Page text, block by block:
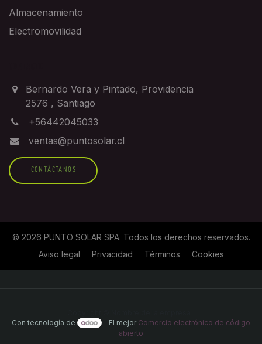
Almacenamiento
Electromovilidad
Bernardo Vera y Pintado, Providencia
2576 , Santiago
+56442045033
ventas@puntosolar.cl
CONTÁCTANOS
© 2026 PUNTO SOLAR SPA. Todos los derechos reservados.
Aviso legal
Privacidad Términos Cookies
Con tecnología de
- El mejor Comercio electrónico de código
abierto